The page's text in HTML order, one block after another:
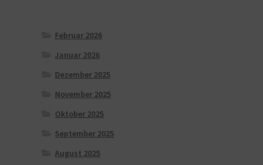
Februar 2026
Januar 2026
Dezember 2025
November 2025
Oktober 2025
September 2025
August 2025